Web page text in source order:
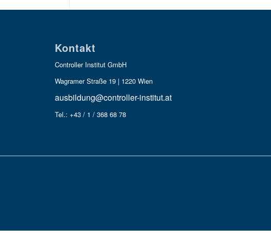
Kontakt
Controller Institut GmbH
Wagramer Straße 19 | 1220 Wien
ausbildung@controller-institut.at
Tel.: +43 / 1 / 368 68 78